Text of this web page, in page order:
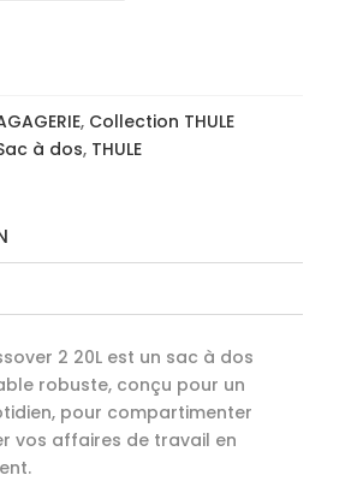
, Collection THULE
à dos, THULE
2 20L est un sac à dos
robuste, conçu pour un
pour compartimenter
vos affaires de travail en